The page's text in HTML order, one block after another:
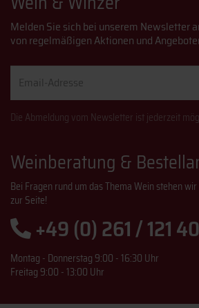
Melden Sie sich bei unserem Newsletter
von regelmäßigen Aktionen und
Adresse
Die Abmeldung vom Newsletter ist jederzeit
Weinberatung &
Bei Fragen rund um das Thema Wein stehen
zur Seite!
+49 (0) 261 / 121 40
Montag - Donnerstag 9:00 - 16:30 Uhr
Freitag 9:00 - 13:00 Uhr